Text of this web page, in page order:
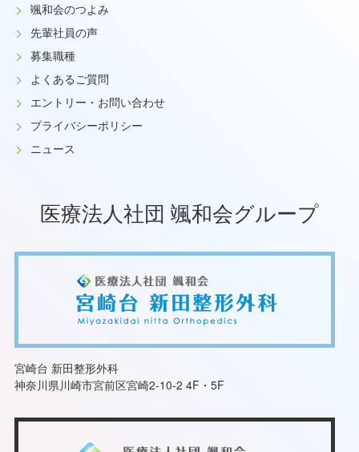
颯和会のつよみ
先輩社員の声
募集職種
よくあるご質問
エントリー・お問い合わせ
プライバシーポリシー
ニュース
医療法人社団 颯和会グループ
宮崎台 新田整形外科
神奈川県川崎市宮前区宮崎2-10-2 4F・5F